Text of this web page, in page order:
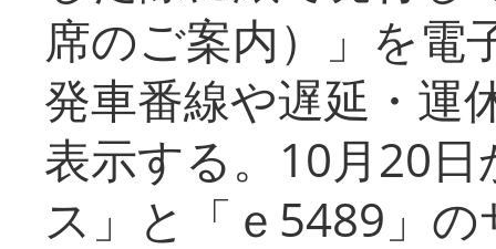
席のご案内）」を電
発車番線や遅延・運
表示する。10月20
ス」と「ｅ5489」